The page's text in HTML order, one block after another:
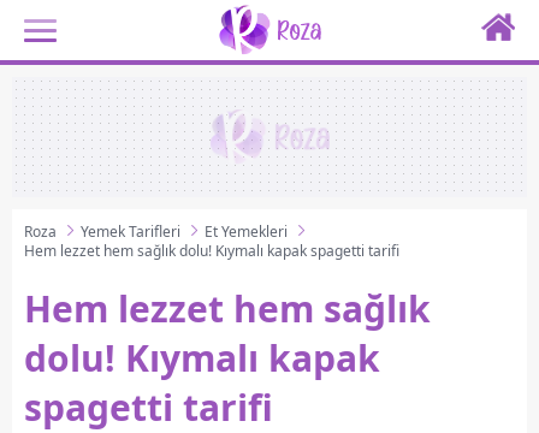
Roza Yemek Tarifleri
Et Yemekleri
Hem lezzet hem sağlık dolu! Kıymalı kapak spagetti tarifi
Hem lezzet hem sağlık
dolu! Kıymalı kapak
spagetti tarifi